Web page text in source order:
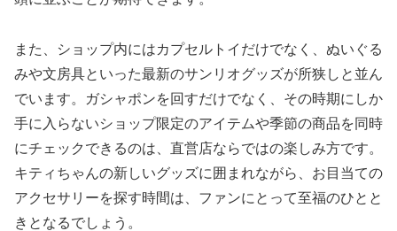
また、ショップ内にはカプセルトイだけでなく、ぬいぐる
みや文房具といった最新のサンリオグッズが所狭しと並ん
でいます。ガシャポンを回すだけでなく、その時期にしか
手に入らないショップ限定のアイテムや季節の商品を同時
にチェックできるのは、直営店ならではの楽しみ方です。
キティちゃんの新しいグッズに囲まれながら、お目当ての
アクセサリーを探す時間は、ファンにとって至福のひとと
きとなるでしょう。